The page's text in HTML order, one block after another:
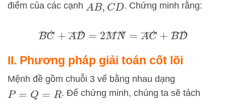
điểm của các cạnh AB,CD . Chứng minh rằng:
C→ +AD→=2MN→=AC→+ BD→
II. Phương pháp giải toán cốt lõi
Mệnh đề gồm chuỗi 3 vế bằng nhau dạng
P=Q =R . Để chứng minh, chúng ta sẽ tách